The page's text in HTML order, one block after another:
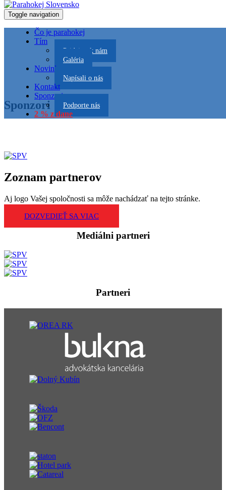
Toggle navigation
Čo je parahokej
Tím
Pridaj sa k nám
Galéria
Novinky
Napísali o nás
Kontakt
Sponzori
Podporte nás
2 % z dane
Sponzori
Zoznam partnerov
Aj logo Vašej spoločnosti sa môže nachádzať na tejto stránke.
DOZVEDIEŤ SA VIAC
Mediálni partneri
Partneri